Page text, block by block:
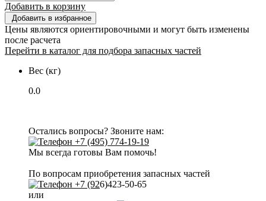
Добавить в корзину
Добавить в избранное
Цены являются ориентировочными и могут быть изменены
после расчета
Перейти в каталог для подбора запасных частей
Вес (кг)
0.0
Остались вопросы? Звоните нам:
+7 (495) 774-19-19
Мы всегда готовы Вам помочь!
По вопросам приобретения запасных частей
+7 (926)423-50-65
или